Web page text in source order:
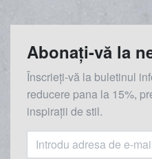
Abonați-vă la
Înscrieți-vă la buletinul
reducere pana la 15%,
inspirații de stil.